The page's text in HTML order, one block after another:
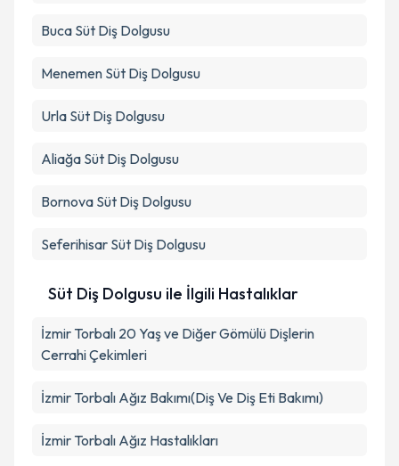
Buca Süt Diş Dolgusu
Menemen Süt Diş Dolgusu
Urla Süt Diş Dolgusu
Aliağa Süt Diş Dolgusu
Bornova Süt Diş Dolgusu
Seferihisar Süt Diş Dolgusu
Süt Diş Dolgusu ile İlgili Hastalıklar
İzmir Torbalı 20 Yaş ve Diğer Gömülü Dişlerin
Cerrahi Çekimleri
İzmir Torbalı Ağız Bakımı(Diş Ve Diş Eti Bakımı)
İzmir Torbalı Ağız Hastalıkları